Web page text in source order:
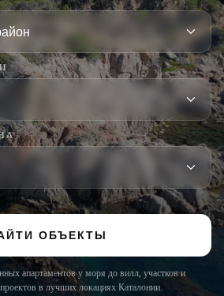
ОБЪЕКТЫ
апартаментов у моря до вилл, участков и
в лучших локациях Каталонии.